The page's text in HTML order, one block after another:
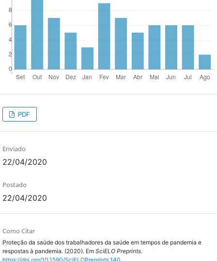
PDF
Enviado
22/04/2020
Postado
22/04/2020
Como Citar
Proteção da saúde dos trabalhadores da saúde em tempos de pandemia e
respostas à pandemia. (2020). Em SciELO Preprints.